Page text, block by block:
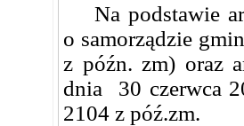
Na podstawie
o samorządzie
z późn. zm) oraz
dnia 30 czerwca
2104 z póź.zm.